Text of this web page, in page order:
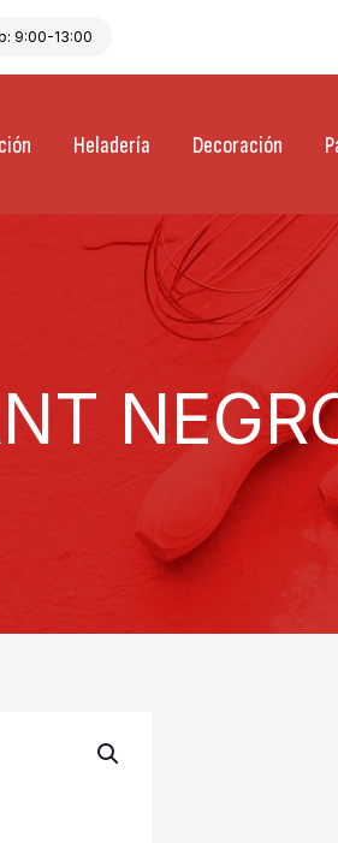
9:00-13:00
Heladería Decoración